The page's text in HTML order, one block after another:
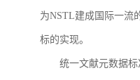
为NSTL建成国际一流
标的实现。
统一文献元数据